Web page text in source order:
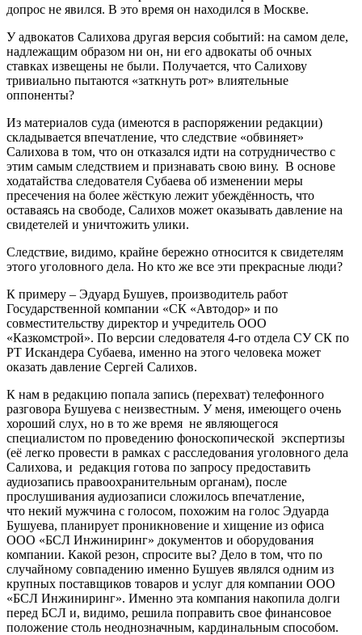
допрос не явился. В это время он находился в Москве.
У адвокатов Салихова другая версия событий: на самом деле,
надлежащим образом ни он, ни его адвокаты об очных
ставках извещены не были. Получается, что Салихову
тривиально пытаются «заткнуть рот» влиятельные
оппоненты?
Из материалов суда (имеются в распоряжении редакции)
складывается впечатление, что следствие «обвиняет»
Салихова в том, что он отказался идти на сотрудничество с
этим самым следствием и признавать свою вину. В основе
ходатайства следователя Субаева об изменении меры
пресечения на более жёсткую лежит убеждённость, что
оставаясь на свободе, Салихов может оказывать давление на
свидетелей и уничтожить улики.
Следствие, видимо, крайне бережно относится к свидетелям
этого уголовного дела. Но кто же все эти прекрасные люди?
К примеру – Эдуард Бушуев, производитель работ
Государственной компании «СК «Автодор» и по
совместительству директор и учредитель ООО
«Казкомстрой». По версии следователя 4-го отдела СУ СК по
РТ Искандера Субаева, именно на этого человека может
оказать давление Сергей Салихов.
К нам в редакцию попала запись (перехват) телефонного
разговора Бушуева с неизвестным. У меня, имеющего очень
хороший слух, но в то же время не являющегося
специалистом по проведению фоноскопической экспертизы
(её легко провести в рамках с расследования уголовного дела
Салихова, и редакция готова по запросу предоставить
аудиозапись правоохранительным органам), после
прослушивания аудиозаписи сложилось впечатление,
что некий мужчина с голосом, похожим на голос Эдуарда
Бушуева, планирует проникновение и хищение из офиса
ООО «БСЛ Инжиниринг» документов и оборудования
компании. Какой резон, спросите вы? Дело в том, что по
случайному совпадению именно Бушуев являлся одним из
крупных поставщиков товаров и услуг для компании ООО
«БСЛ Инжиниринг». Именно эта компания накопила долги
перед БСЛ и, видимо, решила поправить свое финансовое
положение столь неоднозначным, кардинальным способом.